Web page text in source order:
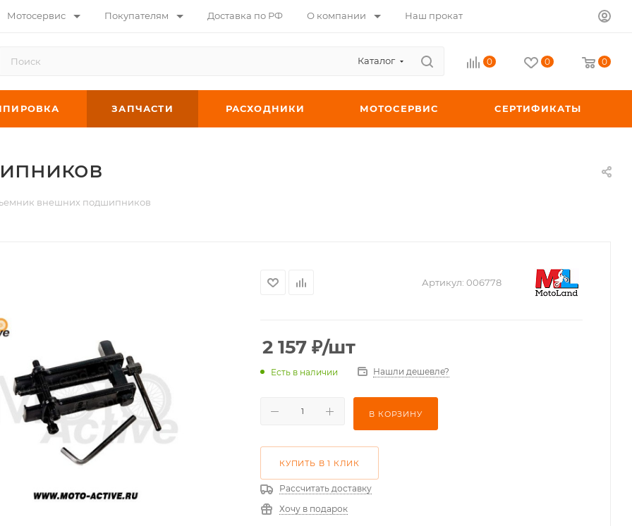
Мотосервис Покупателям Доставка по РФ О компании Наш прокат
Каталог 0 0 0
ЗАПЧАСТИ РАСХОДНИКИ МОТОСЕРВИС СЕРТИФИКАТЫ
внешних подшипников
Артикул: 006778
2 157 ₽/шт
Есть в наличии Нашли дешевле?
В КОРЗИНУ
КУПИТЬ В 1 КЛИК
Рассчитать доставку
Хочу в подарок